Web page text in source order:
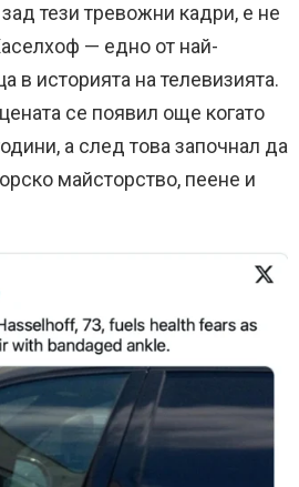
тези тревожни кадри, е не
— едно от най-
в историята на телевизията.
се появил още когато
а след това започнал да
майсторство, пеене и